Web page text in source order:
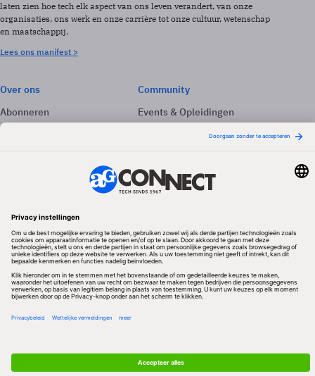
laten zien hoe tech elk aspect van ons leven verandert, van onze
organisaties, ons werk en onze carrière tot onze cultuur, wetenschap
en maatschappij.
Lees ons manifest >
Over ons
Abonneren
Adverteren
Community
Events & Opleidingen
Volg ons
Redactionele partner
Algemene Voorwaarden & Copyrights